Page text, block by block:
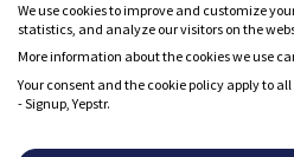
Ladda ned Yepstr
Ladda ned Yepstr
We use cookies to improve and customize
statistics, and analyze our visitors on the
More information about the cookies we use
Your consent and the cookie policy apply to
- Signup, Yepstr.